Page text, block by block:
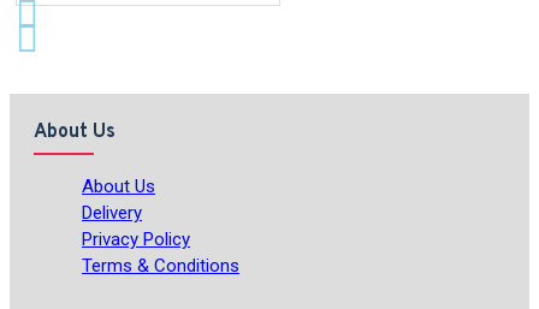
About Us
About Us
Delivery
Privacy Policy
Terms & Conditions